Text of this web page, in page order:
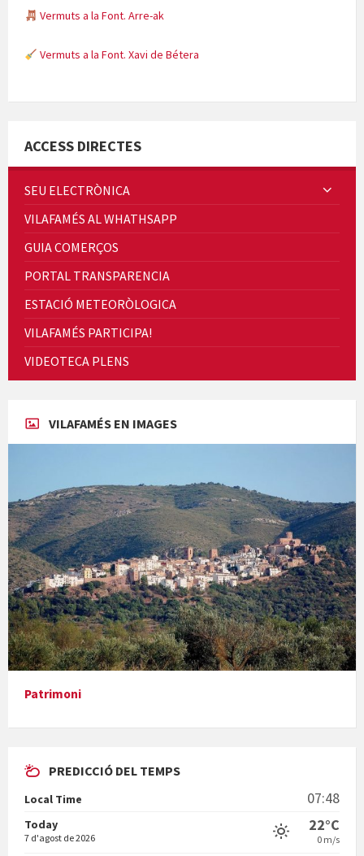
Vermuts a la Font. Arre-ak
Vermuts a la Font. Xavi de Bétera
Quintà Culroja
Cicle de Cine i Dones rurals
Concerts al Museu
Presentació del llibre &quot;La mare&quot;, d'Emma Zafon
En Bum
ACCESS DIRECTES
SEU ELECTRÒNICA
VILAFAMÉS AL WHATHSAPP
GUIA COMERÇOS
PORTAL TRANSPARENCIA
ESTACIÓ METEORÒLOGICA
VILAFAMÉS PARTICIPA!
VIDEOTECA PLENS
VILAFAMÉS EN IMAGES
Patrimoni
PREDICCIÓ DEL TEMPS
Local Time 07:48
Today
7 d'agost de 2026
22°C
0 m/s